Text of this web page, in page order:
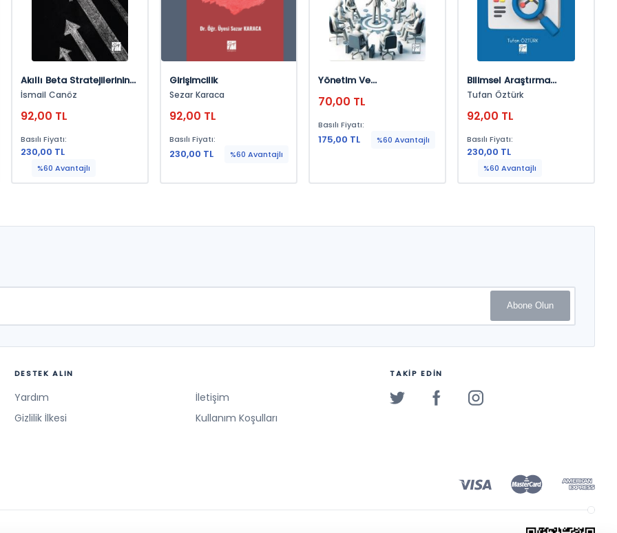
Akıllı Beta Stratejilerinin
Portföy Performansına
Türkiye Ve G7 Borsaları
Analiz
İsmail Canöz
92,00 TL
Basılı Fiyatı:
230,00 TL
%60 Avantajlı
Girişimcilik
Sezar Karaca
92,00 TL
Basılı Fiyatı:
230,00 TL %60 Avantajlı
Yönetim Ve
Uygulama
70,00 TL
Basılı Fiyatı:
175,00 TL %60 Avantajlı
Bilimsel Araştırma
Yöntemleri Ve Veri Analizi
Tufan Öztürk
92,00 TL
Basılı Fiyatı:
230,00 TL
%60 Avantajlı
Abone Olun
DESTEK ALIN
Yardım
İletişim
Gizlilik İlkesi
Kullanım Koşulları
TAKİP EDİN